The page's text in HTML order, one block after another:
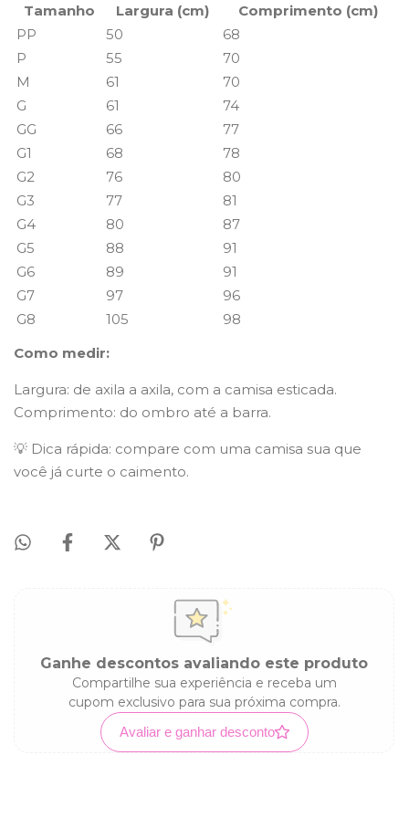
Tamanho Largura (cm)
Comprimento (cm)
PP
50
68
P
55
70
M
61
70
G
61
74
GG
66
77
G1
68
78
G2
76
80
G3
77
81
G4
80
87
G5
88
91
G6
89
91
G7
97
96
G8
105
98
Como medir:
Largura: de axila a axila, com a camisa esticada.
Comprimento: do ombro até a barra.
💡 Dica rápida: compare com uma camisa sua que
você já curte o caimento.
Ganhe descontos avaliando este produto
Compartilhe sua experiência e receba um
cupom exclusivo para sua próxima compra.
Avaliar e ganhar desconto